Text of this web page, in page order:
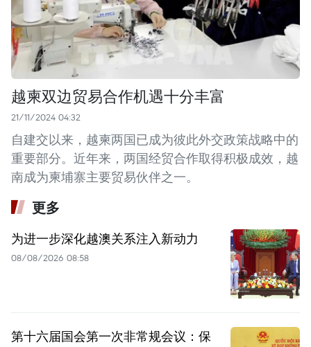
越柬双边贸易合作机遇十分丰富
21/11/2024 04:32
自建交以来，越柬两国已成为彼此外交政策战略中的
重要部分。近年来，两国经贸合作取得积极成效，越
南成为柬埔寨主要贸易伙伴之一。
更多
为进一步深化越澳关系注入新动力
08/08/2026 08:58
第十六届国会第一次非常规会议：保